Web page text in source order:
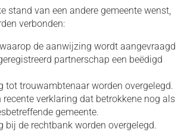
stand van een andere gemeente wenst,
verbonden:
de aanwijzing wordt aangevraagd
partnerschap een beëdigd
tot trouwambtenaar worden overgelegd.
verklaring dat betrokkene nog als
gemeente.
de rechtbank worden overgelegd.